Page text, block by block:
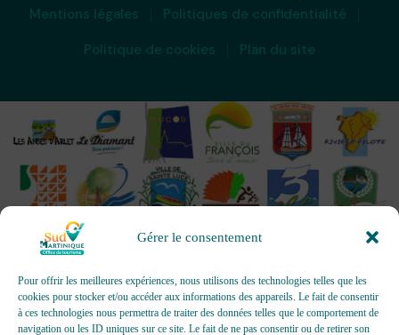
Gérer le consentement
Pour offrir les meilleures expériences, nous utilisons des technologies telles que les
cookies pour stocker et/ou accéder aux informations des appareils. Le fait de consentir
à ces technologies nous permettra de traiter des données telles que le comportement de
navigation ou les ID uniques sur ce site. Le fait de ne pas consentir ou de retirer son
Mentions légales
Politiques de confidentialité
Politique de cookies
Plan du site
OFFICES DE TOURISME - Pour les activités d’accueil,